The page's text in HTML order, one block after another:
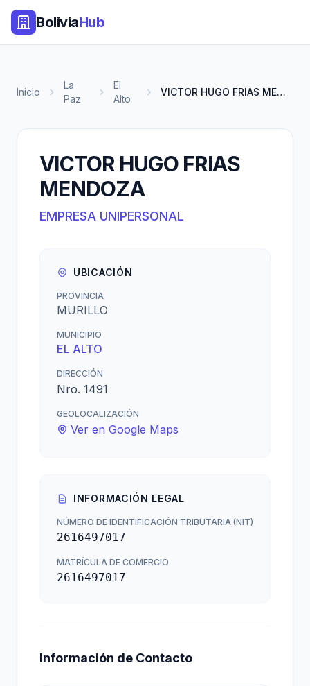
BoliviaHub
Inicio
La
Paz
El
Alto
VICTOR HUGO FRIAS MENDOZA
VICTOR HUGO FRIAS
MENDOZA
EMPRESA UNIPERSONAL
UBICACIÓN
PROVINCIA
MURILLO
MUNICIPIO
EL ALTO
DIRECCIÓN
Nro. 1491
GEOLOCALIZACIÓN
Ver en Google Maps
INFORMACIÓN LEGAL
NÚMERO DE IDENTIFICACIÓN TRIBUTARIA (NIT)
2616497017
MATRÍCULA DE COMERCIO
2616497017
Información de Contacto